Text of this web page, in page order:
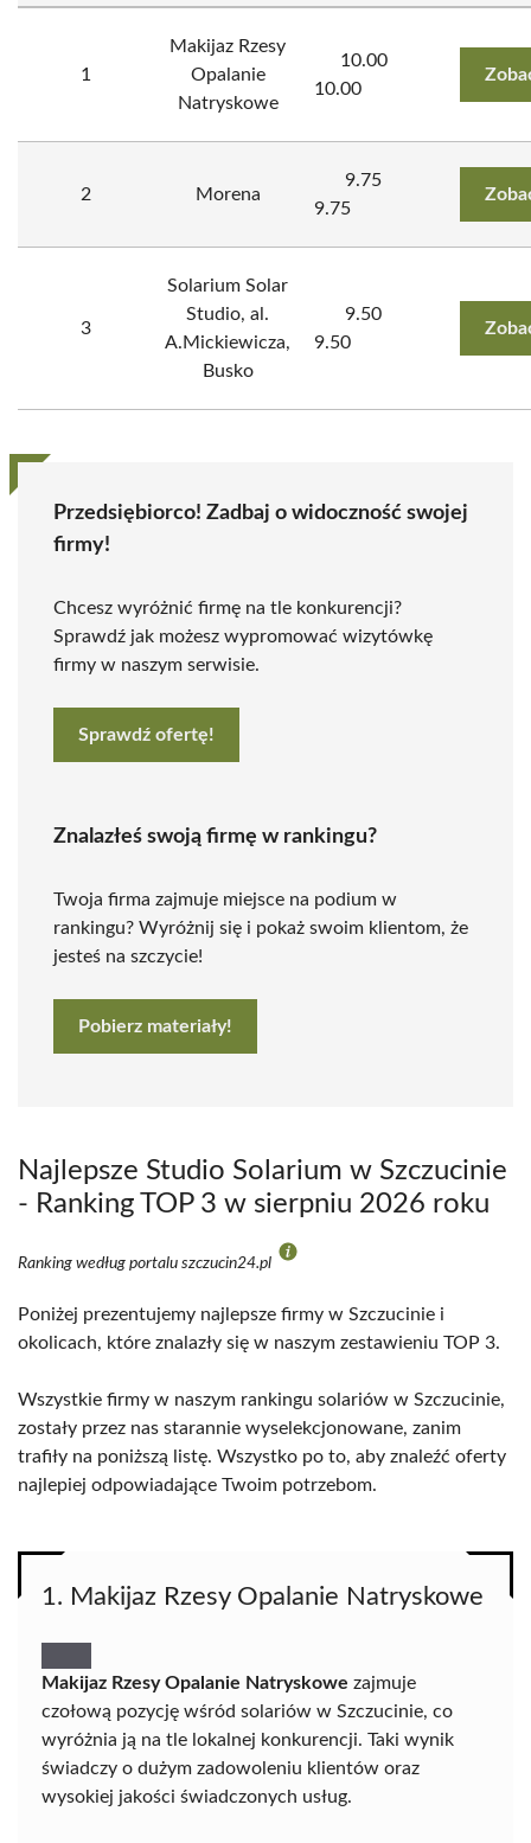
1
Makijaz Rzesy
Opalanie
Natryskowe
10.00
10.00
2 Morena
9.75
9.75
3
Solarium Solar
Studio, al.
A.Mickiewicza,
Busko
9.50
9.50
Przedsiębiorco! Zadbaj o widoczność swojej
firmy!
Chcesz wyróżnić firmę na tle konkurencji?
Sprawdź jak możesz wypromować wizytówkę
firmy w naszym serwisie.
Sprawdź ofertę!
Znalazłeś swoją firmę w rankingu?
Twoja firma zajmuje miejsce na podium w
rankingu? Wyróżnij się i pokaż swoim klientom, że
jesteś na szczycie!
Pobierz materiały!
Najlepsze Studio Solarium w Szczucinie
- Ranking TOP 3 w sierpniu 2026 roku
Ranking według portalu szczucin24.pl
Poniżej prezentujemy najlepsze firmy w Szczucinie i
okolicach, które znalazły się w naszym zestawieniu TOP 3.
Wszystkie firmy w naszym rankingu solariów w Szczucinie,
zostały przez nas starannie wyselekcjonowane, zanim
trafiły na poniższą listę. Wszystko po to, aby znaleźć oferty
najlepiej odpowiadające Twoim potrzebom.
1. Makijaz Rzesy Opalanie Natryskowe
Makijaz Rzesy Opalanie Natryskowe zajmuje
czołową pozycję wśród solariów w Szczucinie, co
wyróżnia ją na tle lokalnej konkurencji. Taki wynik
świadczy o dużym zadowoleniu klientów oraz
wysokiej jakości świadczonych usług.